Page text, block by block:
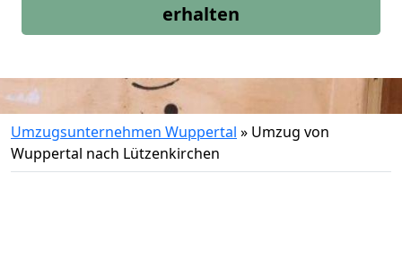
erhalten
Umzugsunternehmen Wuppertal » Umzug von
Wuppertal nach Lützenkirchen